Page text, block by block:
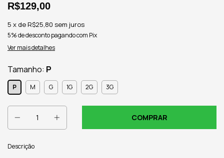
R$129,00
5 x de R$25,80 sem juros
5% de descontopagando com Pix
Ver mais detalhes
Tamanho: P
P M G 1G 2G 3G
Descrição